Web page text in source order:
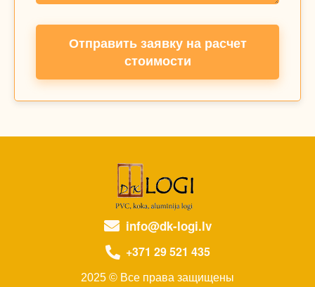
Отправить заявку на расчет
стоимости
info@dk-logi.lv
+371 29 521 435
2025 © Все права защищены